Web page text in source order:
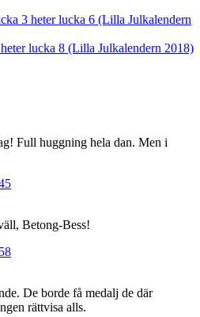
3 heter lucka 6 (Lilla Julkalendern
lucka 8 (Lilla Julkalendern 2018)
Full huggning hela dan. Men i
Betong-Bess!
De borde få medalj de där
rättvisa alls.